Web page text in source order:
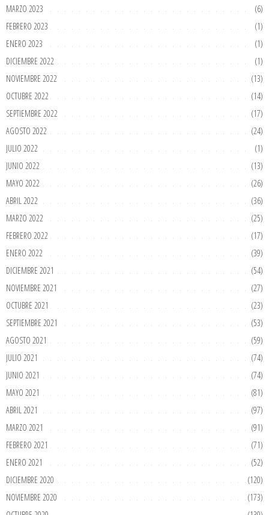
MARZO 2023
(6)
FEBRERO 2023
(1)
ENERO 2023
(1)
DICIEMBRE 2022
(1)
NOVIEMBRE 2022
(13)
OCTUBRE 2022
(14)
SEPTIEMBRE 2022
(17)
AGOSTO 2022
(24)
JULIO 2022
(1)
JUNIO 2022
(13)
MAYO 2022
(26)
ABRIL 2022
(36)
MARZO 2022
(25)
FEBRERO 2022
(17)
ENERO 2022
(39)
DICIEMBRE 2021
(54)
NOVIEMBRE 2021
(27)
OCTUBRE 2021
(23)
SEPTIEMBRE 2021
(53)
AGOSTO 2021
(59)
JULIO 2021
(74)
JUNIO 2021
(74)
MAYO 2021
(81)
ABRIL 2021
(97)
MARZO 2021
(91)
FEBRERO 2021
(71)
ENERO 2021
(52)
DICIEMBRE 2020
(120)
NOVIEMBRE 2020
(173)